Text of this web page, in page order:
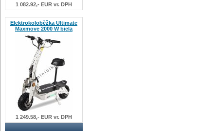
1 082.92,- EUR vr. DPH
Elektrokoloběžka Ultimate
Maxmove 2000 W biela
1 249.58,- EUR vr. DPH